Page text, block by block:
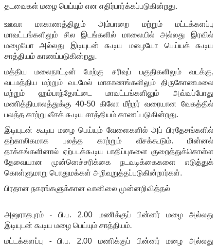
தடவைகள் மழை பெய்யும் என எதிர்பார்க்கப்படுகின்றது.
ஊவா மாகாணத்திலும் அம்பாறை மற்றும் மட்டக்களப்பு
மாவட்டங்களிலும் சில இடங்களில் மாலையில் அல்லது இரவில்
மழையோ அல்லது இடியுடன் கூடிய மழையோ பெய்யக் கூடிய
சாத்தியம் காணப்படுகின்றது.
மத்திய மலைநாட்டின் மேற்கு சரிவுப் பகுதிகளிலும் வடக்கு,
வடமத்திய மற்றும் வடமேல் மாகாணங்களிலும் திருகோணமலை
மற்றும் ஹம்பாந்தோட்டை மாவட்டங்களிலும் அவ்வப்போது
மணித்தியாலத்துக்கு 40-50 கிலோ மீற்றர் வரையான வேகத்தில்
பலத்த காற்று வீசக் கூடிய சாத்தியம் காணப்படுகின்றது.
இடியுடன் கூடிய மழை பெய்யும் வேளைகளில் அப் பிரதேசங்களில்
தற்காலிகமாக பலத்த காற்றும் வீசக்கூடும். மின்னல்
தாக்கங்களினால் ஏற்படக்கூடிய பாதிப்புகளை குறைத்துக்கொள்ள
தேவையான முன்னெச்சரிக்கை நடவடிக்கைகளை எடுத்துக்
கொள்ளுமாறு பொதுமக்கள் அறிவுறுத்தப்படுகின்றார்கள்.
பிரதான நகரங்களுக்கான வானிலை முன்னறிவித்தல்
அனுராதபுரம் - பி.ப. 2.00 மணிக்குப் பின்னர் மழை அல்லது
இடியுடன் கூடிய மழை பெய்யும் சாத்தியம்.
மட்டக்களப்பு - பி.ப. 2.00 மணிக்குப் பின்னர் மழை அல்லது